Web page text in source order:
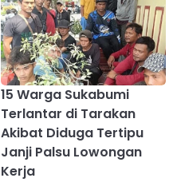
15 Warga Sukabumi
Terlantar di Tarakan
Akibat Diduga Tertipu
Janji Palsu Lowongan
Kerja